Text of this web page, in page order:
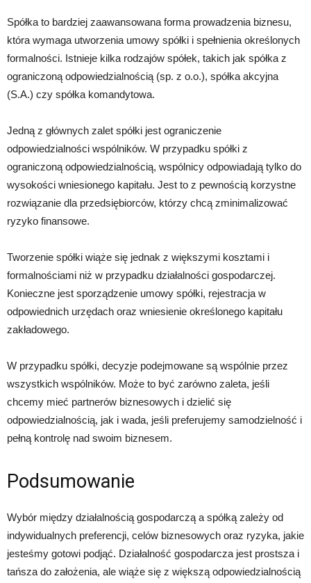
Spółka to bardziej zaawansowana forma prowadzenia biznesu,
która wymaga utworzenia umowy spółki i spełnienia określonych
formalności. Istnieje kilka rodzajów spółek, takich jak spółka z
ograniczoną odpowiedzialnością (sp. z o.o.), spółka akcyjna
(S.A.) czy spółka komandytowa.
Jedną z głównych zalet spółki jest ograniczenie
odpowiedzialności wspólników. W przypadku spółki z
ograniczoną odpowiedzialnością, wspólnicy odpowiadają tylko do
wysokości wniesionego kapitału. Jest to z pewnością korzystne
rozwiązanie dla przedsiębiorców, którzy chcą zminimalizować
ryzyko finansowe.
Tworzenie spółki wiąże się jednak z większymi kosztami i
formalnościami niż w przypadku działalności gospodarczej.
Konieczne jest sporządzenie umowy spółki, rejestracja w
odpowiednich urzędach oraz wniesienie określonego kapitału
zakładowego.
W przypadku spółki, decyzje podejmowane są wspólnie przez
wszystkich wspólników. Może to być zarówno zaleta, jeśli
chcemy mieć partnerów biznesowych i dzielić się
odpowiedzialnością, jak i wada, jeśli preferujemy samodzielność i
pełną kontrolę nad swoim biznesem.
Podsumowanie
Wybór między działalnością gospodarczą a spółką zależy od
indywidualnych preferencji, celów biznesowych oraz ryzyka, jakie
jesteśmy gotowi podjąć. Działalność gospodarcza jest prostsza i
tańsza do założenia, ale wiąże się z większą odpowiedzialnością